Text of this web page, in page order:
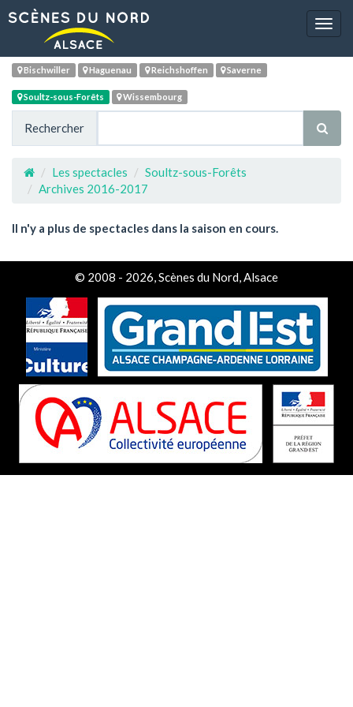
Bischwiller Haguenau Reichshoffen Saverne
Soultz-sous-Forêts Wissembourg
Rechercher
Les spectacles
Soultz-sous-Forêts
Archives 2016-2017
Il n'y a plus de spectacles dans la saison en cours.
© 2008 - 2026, Scènes du Nord, Alsace